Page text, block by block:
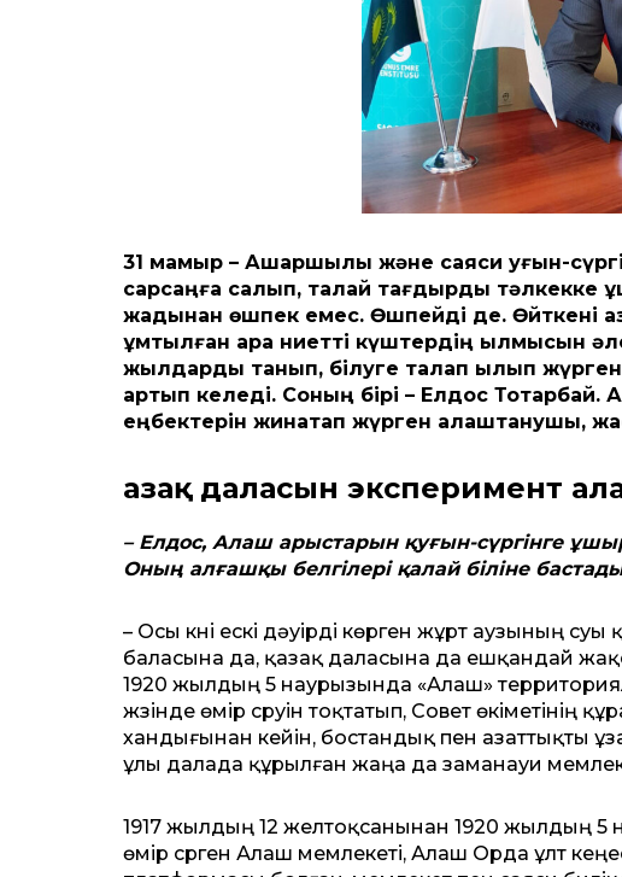
31 мамыр – Ашаршылық және саяси қуғын-
сарсаңға салып, талай тағдырды тәлкекке
жадынан өшпек емес. Өшпейді де. Өйткені
ұмтылған қара ниетті күштердің қылмысын
жылдарды танып, білуге талап қылып
артып келеді. Соның бірі – Елдос
еңбектерін жинақтап жүрген алаштанушы,
Қазақ даласын эксперимент
– Елдос, Алаш арыстарын қуғын-сүргінге
Оның алғашқы белгілері қалай біліне
– Осы күні ескі дәуірді көрген жұрт аузының
баласына да, қазақ даласына да ешқандай
1920 жылдың 5 наурызында «Алаш»
жүзінде өмір сүруін тоқтатып, Совет
хандығынан кейін, бостандық пен азаттықты
ұлы далада құрылған жаңа да заманауи
1917 жылдың 12 желтоқсанынан 1920 жылдың 5
өмір сүрген Алаш мемлекеті, Алаш Орда ұлт